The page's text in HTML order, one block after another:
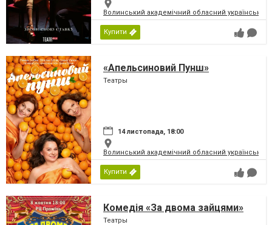
Волинський академічний обласний
Купити
«Апельсиновий Пунш»
Театры
14 листопада, 18:00
Волинський академічний обласний
Купити
Комедія «За двома зайцями»
Театры